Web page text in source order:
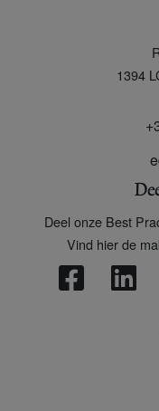
1394
Deel onze Best
Vind hier de